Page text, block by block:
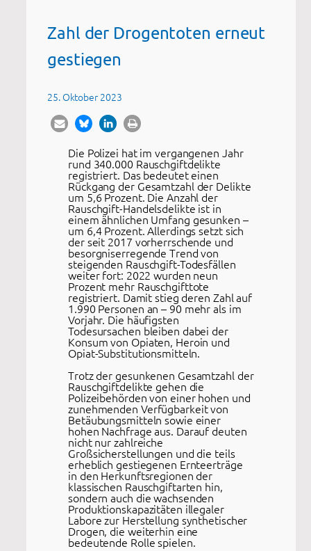
Zahl der Drogentoten erneut
gestiegen
25. Oktober 2023
Die Polizei hat im vergangenen Jahr
rund 340.000 Rauschgiftdelikte
registriert. Das bedeutet einen
Rückgang der Gesamtzahl der Delikte
um 5,6 Prozent. Die Anzahl der
Rauschgift-Handelsdelikte ist in
einem ähnlichen Umfang gesunken –
um 6,4 Prozent. Allerdings setzt sich
der seit 2017 vorherrschende und
besorgniserregende Trend von
steigenden Rauschgift-Todesfällen
weiter fort: 2022 wurden neun
Prozent mehr Rauschgifttote
registriert. Damit stieg deren Zahl auf
1.990 Personen an – 90 mehr als im
Vorjahr. Die häufigsten
Todesursachen bleiben dabei der
Konsum von Opiaten, Heroin und
Opiat-Substitutionsmitteln.
Trotz der gesunkenen Gesamtzahl der
Rauschgiftdelikte gehen die
Polizeibehörden von einer hohen und
zunehmenden Verfügbarkeit von
Betäubungsmitteln sowie einer
hohen Nachfrage aus. Darauf deuten
nicht nur zahlreiche
Großsicherstellungen und die teils
erheblich gestiegenen Ernteerträge
in den Herkunftsregionen der
klassischen Rauschgiftarten hin,
sondern auch die wachsenden
Produktionskapazitäten illegaler
Labore zur Herstellung synthetischer
Drogen, die weiterhin eine
bedeutende Rolle spielen.